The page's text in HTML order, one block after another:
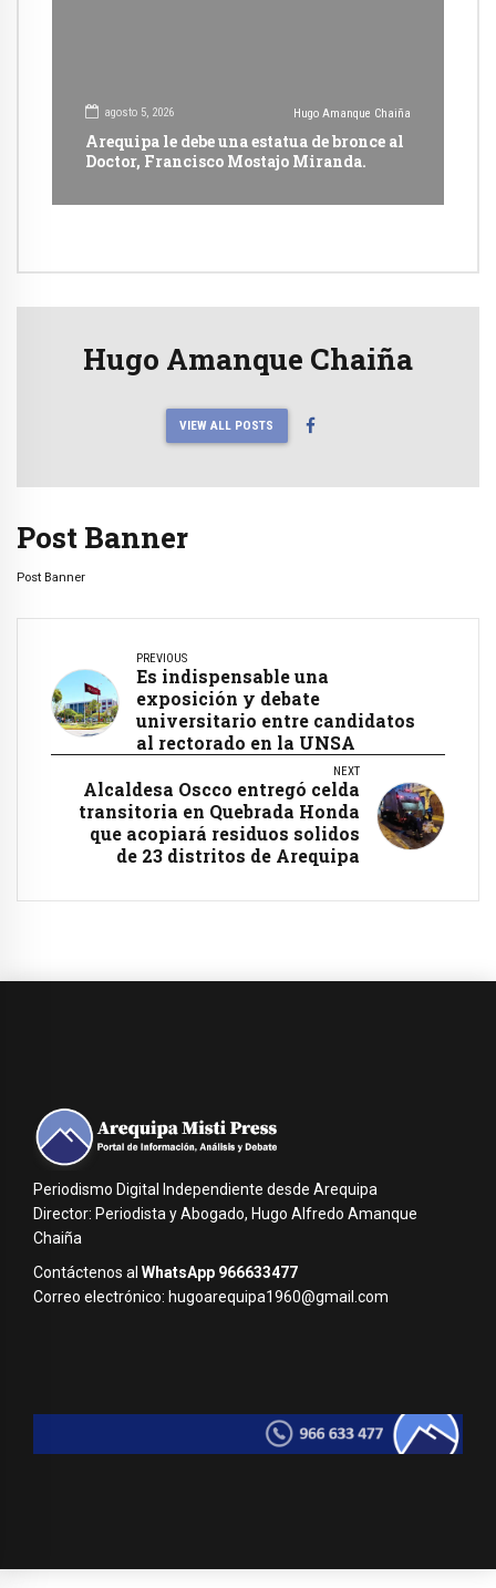
agosto 5, 2026 Hugo Amanque Chaiña
Arequipa le debe una estatua de bronce al
Doctor, Francisco Mostajo Miranda.
Hugo Amanque Chaiña
VIEW ALL POSTS
Post Banner
Post Banner
PREVIOUS
Es indispensable una
exposición y debate
universitario entre candidatos
al rectorado en la UNSA
NEXT
Alcaldesa Oscco entregó celda
transitoria en Quebrada Honda
que acopiará residuos solidos
de 23 distritos de Arequipa
Periodismo Digital Independiente desde Arequipa
Director: Periodista y Abogado, Hugo Alfredo Amanque
Chaiña
Contáctenos al WhatsApp 966633477
Correo electrónico: hugoarequipa1960@gmail.com